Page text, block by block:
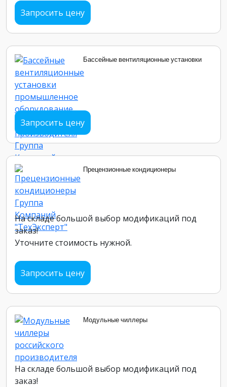
Запросить цену
Бассейные вентиляционные установки
Запросить цену
Прецензионные кондиционеры
На складе большой выбор модификаций под
заказ!
Уточните стоимость нужной.
Запросить цену
Модульные чиллеры
На складе большой выбор модификаций под
заказ!